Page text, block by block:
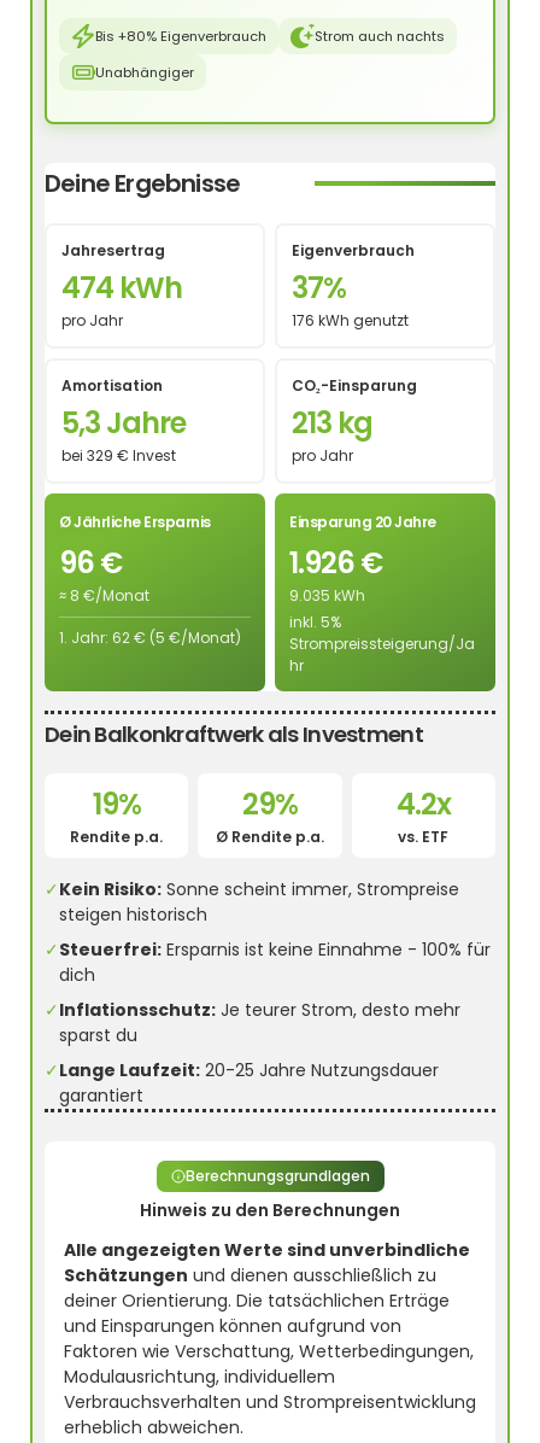
Bis +80% Eigenverbrauch
Strom auch nachts
Unabhängiger
Deine Ergebnisse
Jahresertrag
474 kWh
pro Jahr
Eigenverbrauch
37%
176 kWh genutzt
Amortisation
5,3 Jahre
bei 329 € Invest
CO₂-Einsparung
213 kg
pro Jahr
Ø Jährliche Ersparnis
96 €
≈ 8 €/Monat
1. Jahr: 62 € (5 €/Monat)
Einsparung 20 Jahre
1.926 €
9.035 kWh
inkl. 5%
Strompreissteigerung/Ja
hr
Dein Balkonkraftwerk als Investment
19%
Rendite p.a.
29%
Ø Rendite p.a.
4.2x
vs. ETF
✓Kein Risiko: Sonne scheint immer, Strompreise
steigen historisch
✓Steuerfrei: Ersparnis ist keine Einnahme - 100% für
dich
✓Inflationsschutz: Je teurer Strom, desto mehr
sparst du
✓Lange Laufzeit: 20-25 Jahre Nutzungsdauer
garantiert
Hinweis zu den Berechnungen
Berechnungsgrundlagen
Alle angezeigten Werte sind unverbindliche
Schätzungen und dienen ausschließlich zu
deiner Orientierung. Die tatsächlichen Erträge
und Einsparungen können aufgrund von
Faktoren wie Verschattung, Wetterbedingungen,
Modulausrichtung, individuellem
Verbrauchsverhalten und Strompreisentwicklung
erheblich abweichen.